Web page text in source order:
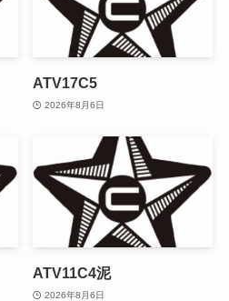
ATV17C5
2026年8月6日
ATV11C4泥
2026年8月6日